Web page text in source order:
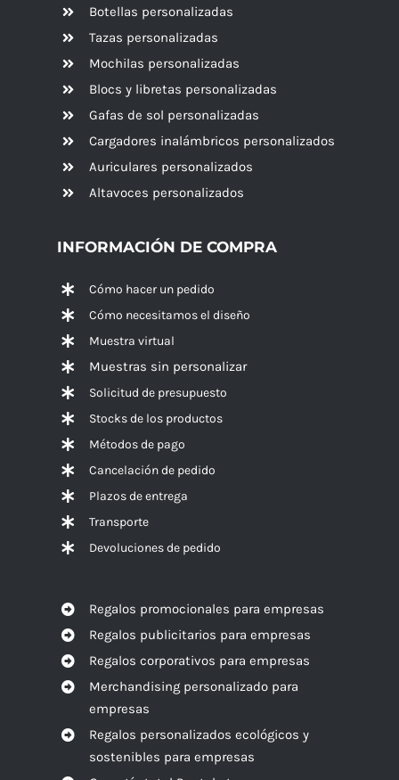
Botellas personalizadas
Tazas personalizadas
Mochilas personalizadas
Blocs y libretas personalizadas
Gafas de sol personalizadas
Cargadores inalámbricos personalizados
Auriculares personalizados
Altavoces personalizados
INFORMACIÓN DE COMPRA
Cómo hacer un pedido
Cómo necesitamos el diseño
Muestra virtual
Muestras sin personalizar
Solicitud de presupuesto
Stocks de los productos
Métodos de pago
Cancelación de pedido
Plazos de entrega
Transporte
Devoluciones de pedido
Regalos promocionales para empresas
Regalos publicitarios para empresas
Regalos corporativos para empresas
Merchandising personalizado para
empresas
Regalos personalizados ecológicos y
sostenibles para empresas